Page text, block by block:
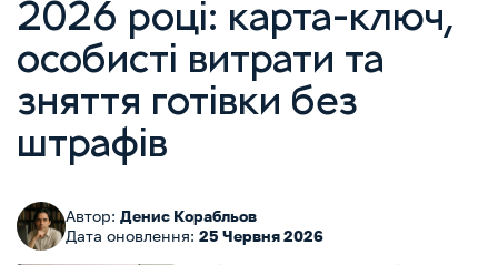
2026 році: карта-ключ,
особисті витрати та
зняття готівки без
штрафів
Автор: Денис Корабльов
Дата оновлення: 25 Червня 2026